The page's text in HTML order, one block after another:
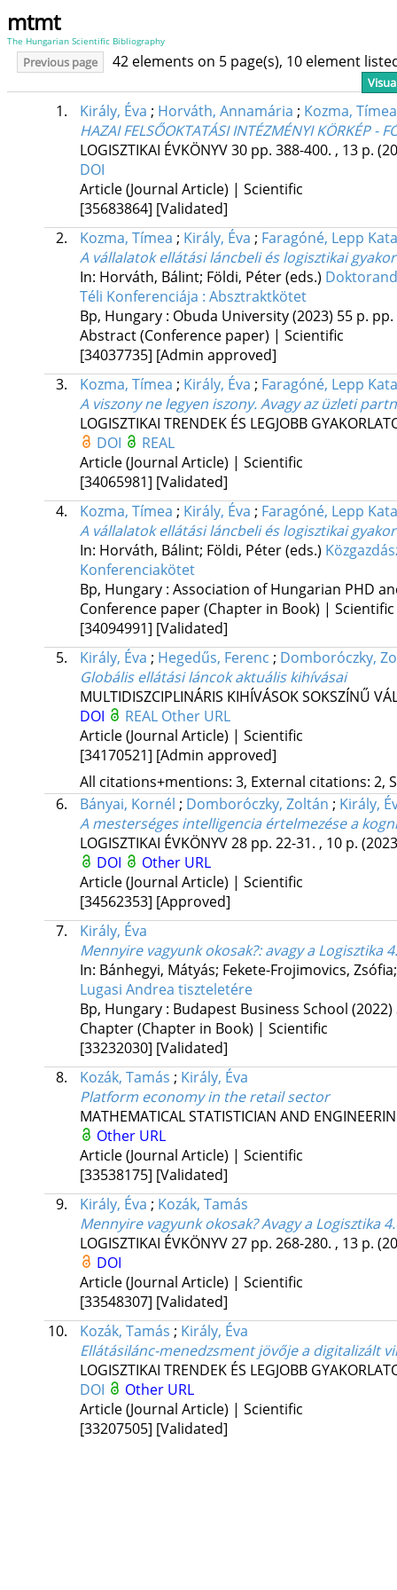
mtmt
The Hungarian Scientific Bibliography
Previous page 42 elements on 5 page(s), 10 element
1. Király, Éva ; Horváth, Annamária ; Kozma, Tímea
HAZAI FELSŐOKTATÁSI INTÉZMÉNYI KÖRKÉP -
LOGISZTIKAI ÉVKÖNYV30 pp. 388-400. , 13 p.
DOI
Article (Journal Article) | Scientific
[35683864] [Validated]
2.
Kozma, Tímea ; Király, Éva ; Faragóné, Lepp
A vállalatok ellátási láncbeli és logisztikai
In: Horváth, Bálint; Földi, Péter (eds.)
Téli Konferenciája : Absztraktkötet
Bp, Hungary : Obuda University(2023) 55 p. pp.
Abstract (Conference paper) | Scientific
[34037735] [Admin approved]
3.
Kozma, Tímea ; Király, Éva ; Faragóné, Lepp
A viszony ne legyen iszony. Avagy az üzleti
LOGISZTIKAI TRENDEK ÉS LEGJOBB
DOI
REAL
Article (Journal Article) | Scientific
[34065981] [Validated]
4.
Kozma, Tímea ; Király, Éva ; Faragóné, Lepp
A vállalatok ellátási láncbeli és logisztikai
In: Horváth, Bálint; Földi, Péter (eds.)
Konferenciakötet
Bp, Hungary : Association of Hungarian PHD
Conference paper (Chapter in Book) | Scientific
[34094991] [Validated]
5.
Király, Éva ; Hegedűs, Ferenc ; Domboróczky,
Globális ellátási láncok aktuális kihívásai
MULTIDISZCIPLINÁRIS KIHÍVÁSOK SOKSZÍNŰ
DOI
REAL Other URL
Article (Journal Article) | Scientific
[34170521] [Admin approved]
All citations+mentions: 3, External citations: 2,
6.
Bányai, Kornél ; Domboróczky, Zoltán ; Király,
A mesterséges intelligencia értelmezése a
LOGISZTIKAI ÉVKÖNYV28 pp. 22-31. , 10 p.
DOI
Other URL
Article (Journal Article) | Scientific
[34562353] [Approved]
7.
Király, Éva
Mennyire vagyunk okosak?: avagy a Logisztika
In: Bánhegyi, Mátyás; Fekete-Frojimovics,
Lugasi Andrea tiszteletére
Bp, Hungary : Budapest Business School (2022)
Chapter (Chapter in Book) | Scientific
[33232030] [Validated]
8.
Kozák, Tamás ; Király, Éva
Platform economy in the retail sector
MATHEMATICAL STATISTICIAN AND
Other URL
Article (Journal Article) | Scientific
[33538175] [Validated]
9.
Király, Éva ; Kozák, Tamás
Mennyire vagyunk okosak? Avagy a Logisztika
LOGISZTIKAI ÉVKÖNYV27 pp. 268-280. , 13 p.
DOI
Article (Journal Article) | Scientific
[33548307] [Validated]
10.
Kozák, Tamás ; Király, Éva
Ellátásilánc-menedzsment jövője a digitalizált
LOGISZTIKAI TRENDEK ÉS LEGJOBB
DOI
Other URL
Article (Journal Article) | Scientific
[33207505] [Validated]